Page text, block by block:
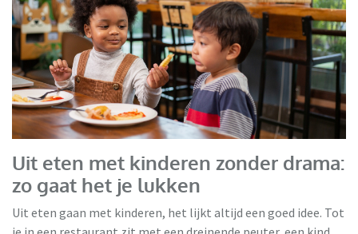
Uit eten met kinderen zonder drama:
zo gaat het je lukken
Uit eten gaan met kinderen, het lijkt altijd een goed idee. Tot